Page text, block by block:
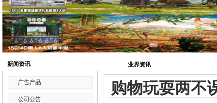
新闻资讯
广告产品
公司公告
业界资讯
购物玩耍两不